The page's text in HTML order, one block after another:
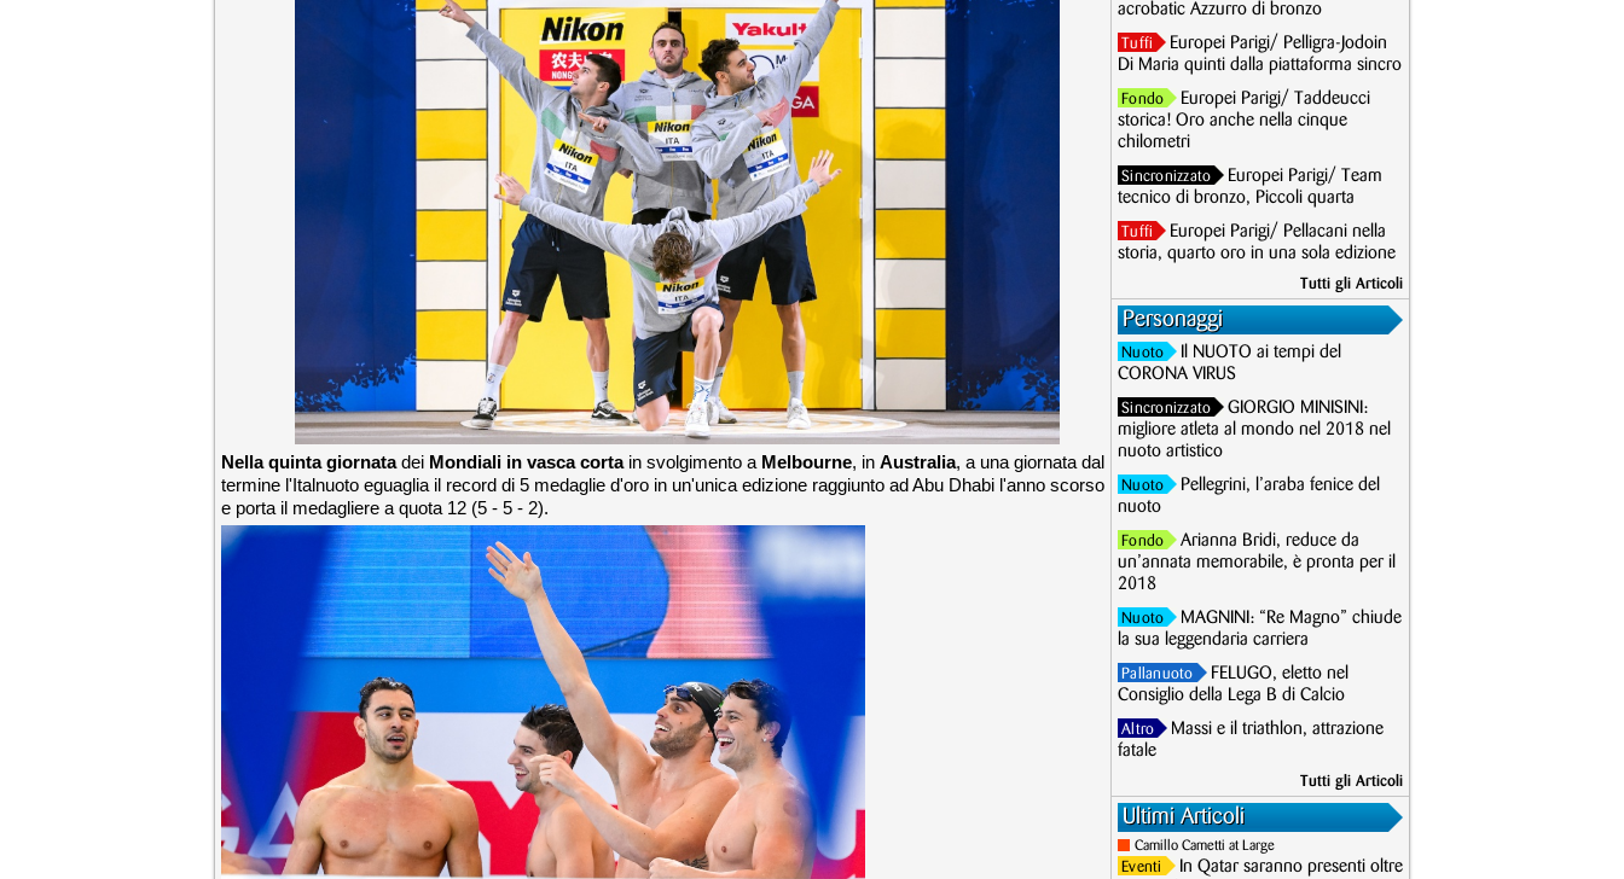
Nella quinta giornatadei Mondiali in vasca corta in svolgimento a Melbourne, in Australia, a una giornata dal
termine l'Italnuoto eguaglia il record di 5 medaglie d'oro in un'unica edizione raggiunto ad Abu Dhabi l'anno scorso
e porta il medagliere a quota 12 (5 - 5 - 2).
acrobatic Azzurro di bronzo
Tuffi
Europei Parigi/ Pelligra-Jodoin
Di Maria quinti dalla piattaforma sincro
Fondo
Europei Parigi/ Taddeucci
storica! Oro anche nella cinque
chilometri
Sincronizzato
Europei Parigi/ Team
tecnico di bronzo, Piccoli quarta
Tuffi
Europei Parigi/ Pellacani nella
storia, quarto oro in una sola edizione
Tutti gli Articoli
Personaggi
Nuoto
Il NUOTO ai tempi del
CORONA VIRUS
Sincronizzato
GIORGIO MINISINI:
migliore atleta al mondo nel 2018 nel
nuoto artistico
Nuoto
Pellegrini, l’araba fenice del
nuoto
Fondo
Arianna Bridi, reduce da
un’annata memorabile, è pronta per il
2018
Nuoto
MAGNINI: “Re Magno” chiude
la sua leggendaria carriera
Pallanuoto
FELUGO, eletto nel
Consiglio della Lega B di Calcio
Altro
Massi e il triathlon, attrazione
fatale
Tutti gli Articoli
Ultimi Articoli
Camillo Cametti at Large
Eventi
In Qatar saranno presenti oltre